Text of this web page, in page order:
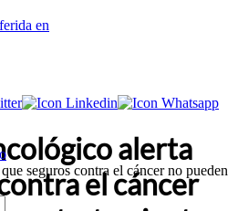
seguros contra el cáncer no pueden
en
alerta
el cáncer